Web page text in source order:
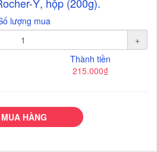
lượng mua
+
Thành tiền
215.000₫
MUA HÀNG